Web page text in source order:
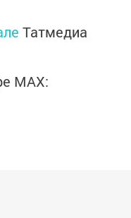
Татмедиа
MАХ: